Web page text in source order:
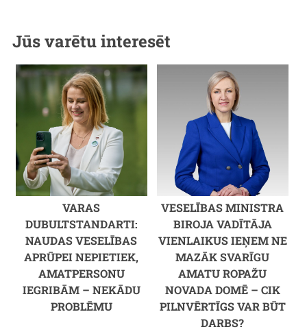
Jūs varētu interesēt
VARAS
DUBULTSTANDARTI:
NAUDAS VESELĪBAS
APRŪPEI NEPIETIEK,
AMATPERSONU
IEGRIBĀM – NEKĀDU
PROBLĒMU
VESELĪBAS MINISTRA
BIROJA VADĪTĀJA
VIENLAIKUS IEŅEM NE
MAZĀK SVARĪGU
AMATU ROPAŽU
NOVADA DOMĒ – CIK
PILNVĒRTĪGS VAR BŪT
DARBS?